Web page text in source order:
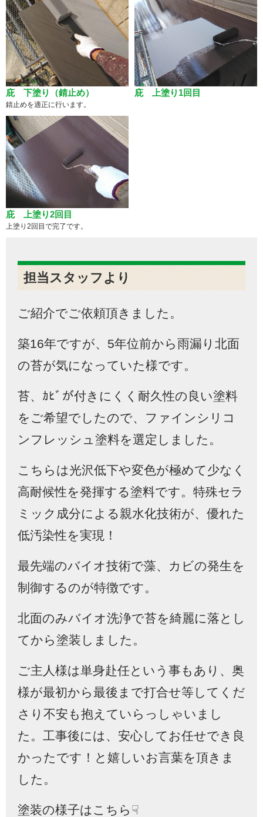
庇 下塗り（錆止め）
錆止めを適正に行います。
庇 上塗り1回目
庇 上塗り2回目
上塗り2回目で完了です。
担当スタッフより
ご紹介でご依頼頂きました。
築16年ですが、5年位前から雨漏り北面
の苔が気になっていた様です。
苔、ｶﾋﾞが付きにくく耐久性の良い塗料
をご希望でしたので、ファインシリコ
ンフレッシュ塗料を選定しました。
こちらは光沢低下や変色が極めて少なく
高耐候性を発揮する塗料です。 特殊セラ
ミック成分による親水化技術が、優れた
低汚染性を実現！
最先端のバイオ技術で藻、カビの発生を
制御するのが特徴です。
北面のみバイオ洗浄で苔を綺麗に落とし
てから塗装しました。
ご主人様は単身赴任という事もあり、奥
様が最初から最後まで打合せ等してくだ
さり不安も抱えていらっしゃいまし
た。工事後には、安心してお任せでき良
かったです！と嬉しいお言葉を頂きま
した。
塗装の様子はこちら☟